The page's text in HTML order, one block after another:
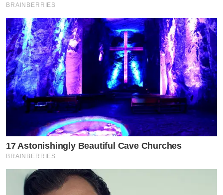
BRAINBERRIES
17 Astonishingly Beautiful Cave Churches
BRAINBERRIES